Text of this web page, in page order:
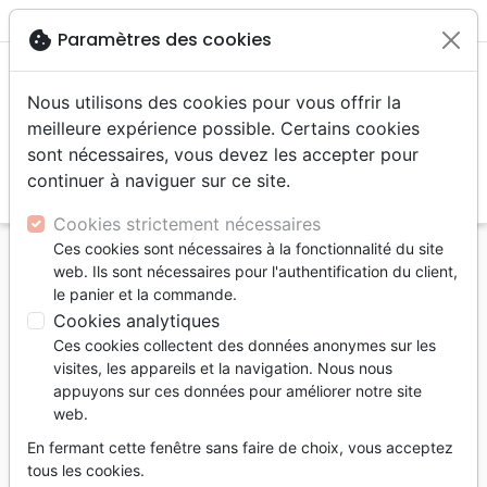
menu
Accueil Auteurs Alcorn Randy
Randy Alcorn
Après avoir été pasteur
pendant 14 ans, Randy
Alcorn a fondé et dirige
Eternal Pespectives
Ministries, une œuvre
chrétienne ayant pour
cookie Paramètres des cookies
Nous utilisons des cookies pour vous offrir la
meilleure expérience possible. Certains cookies
sont nécessaires, vous devez les accepter pour
continuer à naviguer sur ce site.
Cookies strictement nécessaires
Ces cookies sont nécessaires à la fonctionnalité du site
web. Ils sont nécessaires pour l'authentification du client,
le panier et la commande.
Cookies analytiques
Ces cookies collectent des données anonymes sur les
visites, les appareils et la navigation. Nous nous
appuyons sur ces données pour améliorer notre site
web.
En fermant cette fenêtre sans faire de choix, vous acceptez
tous les cookies.